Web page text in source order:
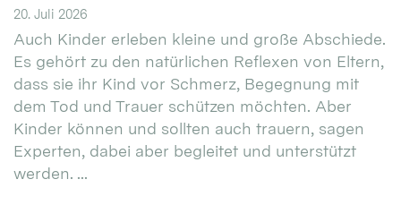
20. Juli 2026
Auch Kinder erleben kleine und große Abschiede.
Es gehört zu den natürlichen Reflexen von Eltern,
dass sie ihr Kind vor Schmerz, Begegnung mit
dem Tod und Trauer schützen möchten. Aber
Kinder können und sollten auch trauern, sagen
Experten, dabei aber begleitet und unterstützt
werden. ...